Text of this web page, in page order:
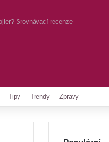
Srovnávací recenze
Tipy Trendy Zpravy